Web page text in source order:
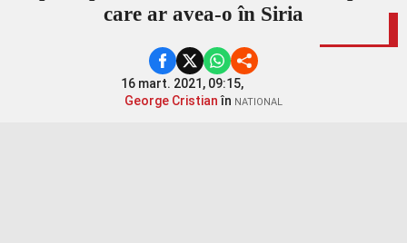
care ar avea-o în Siria
16 mart. 2021, 09:15,
George Cristianîn NATIONAL